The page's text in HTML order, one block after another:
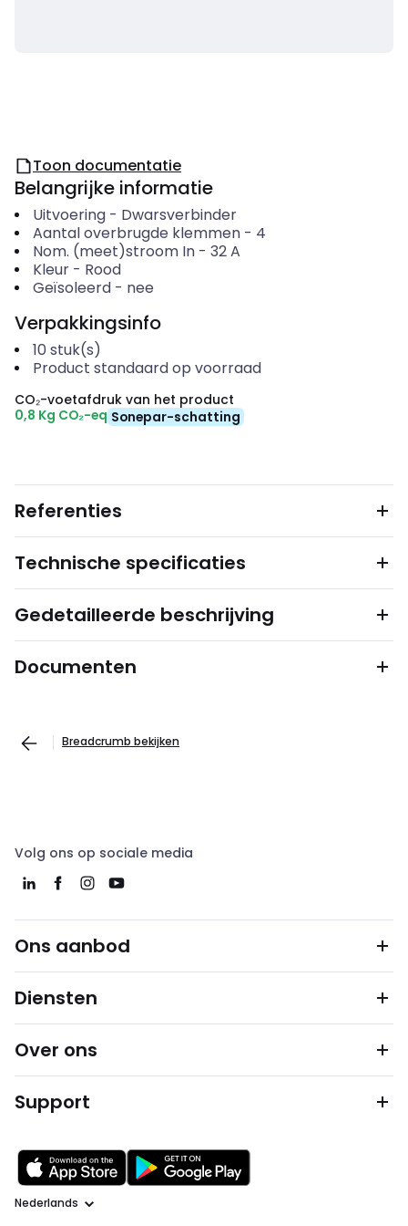
Toon documentatie
Belangrijke informatie
Uitvoering- Dwarsverbinder
Aantal overbrugde klemmen- 4
Nom. (meet)stroom In- 32A
Kleur- Rood
Geïsoleerd- nee
Verpakkingsinfo
10 stuk(s)
Product standaard op voorraad
CO₂-voetafdruk van het product
0,8 Kg CO₂-eq Sonepar-schatting
Referenties
Technische specificaties
Gedetailleerde beschrijving
Documenten
Breadcrumb bekijken
Volg ons op sociale media
Ons aanbod
Diensten
Over ons
Support
Taal